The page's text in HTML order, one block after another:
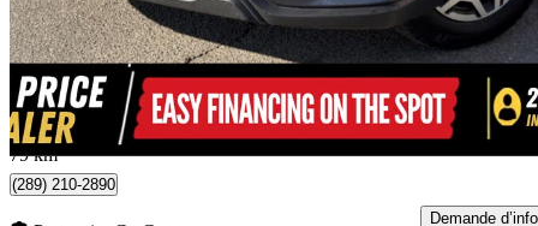
27 588 $ Affaire
484 $/mois env.
Mississauga, ON
79 km
(289) 210-2890
Demande d’info